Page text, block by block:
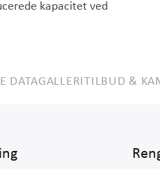
kapacitet ved
DATAGALLERITILBUD &